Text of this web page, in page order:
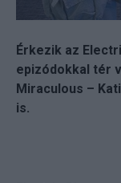
Érkezik az
epizódokkal tér
Miraculous –
is.